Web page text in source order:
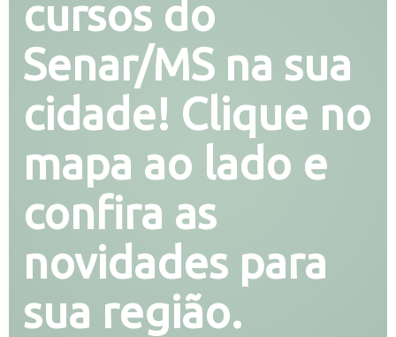
cursos do
Senar/MS na sua
cidade! Clique no
mapa ao lado e
confira as
novidades para
sua região.